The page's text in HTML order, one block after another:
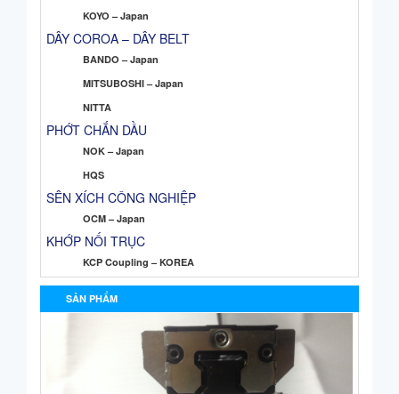
KOYO – Japan
DÂY COROA – DÂY BELT
BANDO – Japan
MITSUBOSHI – Japan
NITTA
PHỚT CHẮN DẦU
NOK – Japan
HQS
SÊN XÍCH CÔNG NGHIỆP
OCM – Japan
KHỚP NỐI TRỤC
KCP Coupling – KOREA
SẢN PHẨM